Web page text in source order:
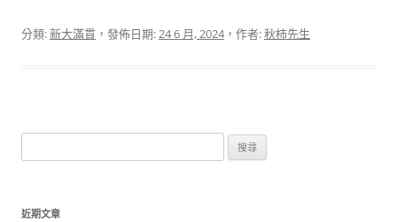
分類:新大滿貫 ，發佈日期:24 6 月, 2024，作者:秋柿先生
尋
鍵
近期文章